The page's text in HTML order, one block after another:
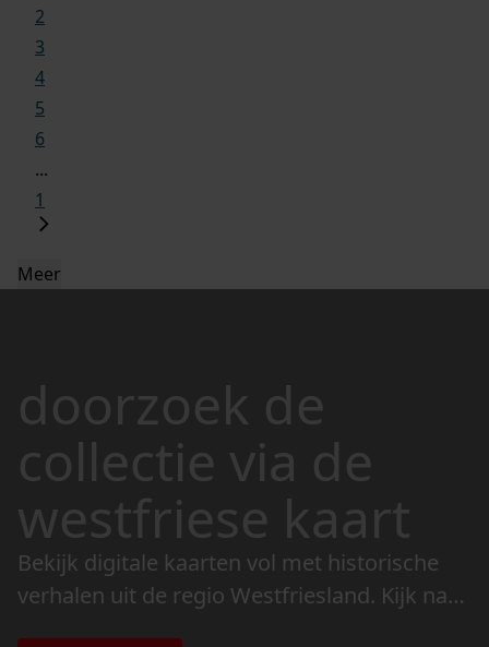
2
3
4
5
6
...
1
Meer
doorzoek de
collectie via de
westfriese kaart
Bekijk digitale kaarten vol met historische
verhalen uit de regio Westfriesland. Kijk naar